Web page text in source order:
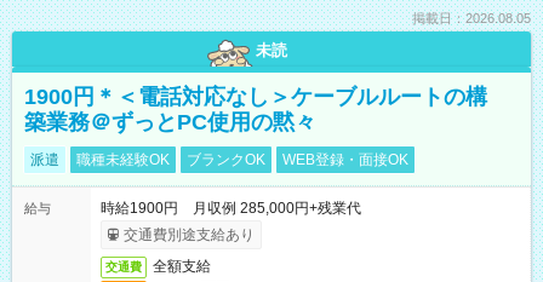
掲載日：2026.08.05
未読
1900円＊＜電話対応なし＞ケーブルルートの構
築業務＠ずっとPC使用の黙々
派遣 職種未経験OK ブランクOK WEB登録・面接OK
給与
時給1900円 月収例 285,000円+残業代
交通費別途支給あり
交通費 全額支給